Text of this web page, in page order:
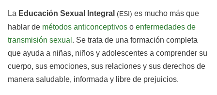
La Educación Sexual Integral (ESI) es mucho más que
hablar de métodos anticonceptivos o enfermedades de
transmisión sexual . Se trata de una formación completa
que ayuda a niñas, niños y adolescentes a comprender su
cuerpo, sus emociones, sus relaciones y sus derechos de
manera saludable, informada y libre de prejuicios.